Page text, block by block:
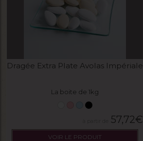
Dragée Extra Plate Avolas Impériale
La boite de 1kg
57,72€
VOIR LE PRODUIT